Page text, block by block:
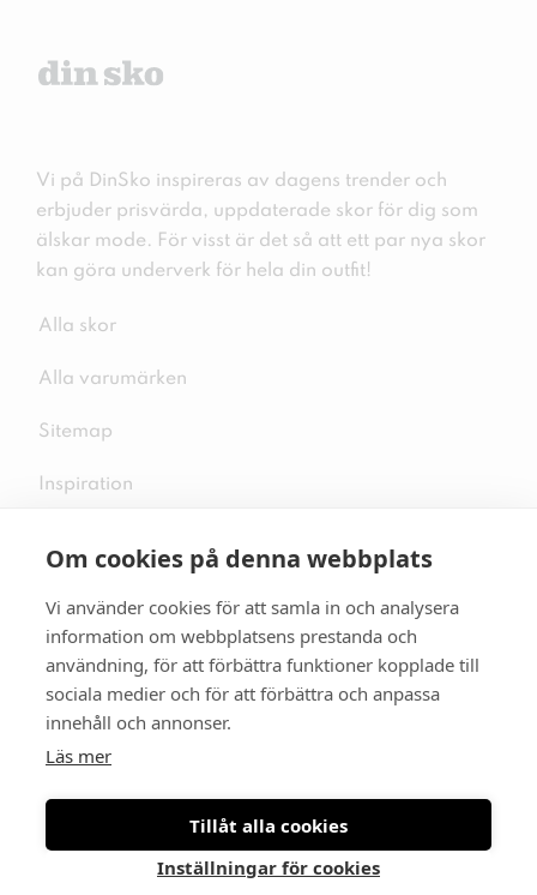
Om cookies på denna webbplats
Vi använder cookies för att samla in och analysera
information om webbplatsens prestanda och
användning, för att förbättra funktioner kopplade till
sociala medier och för att förbättra och anpassa
innehåll och annonser.
Läs mer
Tillåt alla cookies
Inställningar för cookies
Vi på DinSko inspireras av dagens trender och
erbjuder prisvärda, uppdaterade skor för dig som
älskar mode. För visst är det så att ett par nya skor
kan göra underverk för hela din outfit!
Alla skor
Alla varumärken
Sitemap
Inspiration
Följ oss på sociala medier
Se mer skor: skopunkten.se